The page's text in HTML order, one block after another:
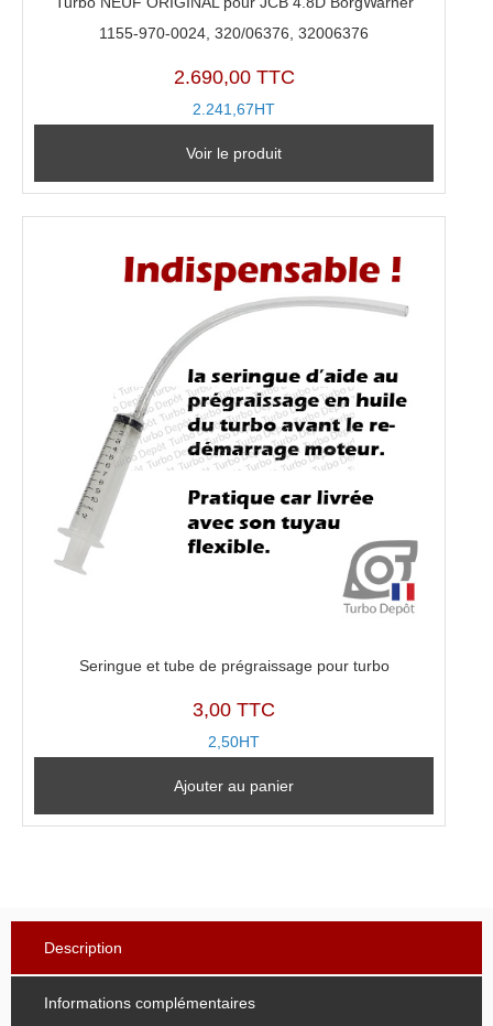
1155-970-0024, 320/06376, 32006376
2.690,00 TTC
2.241,67HT
Voir le produit
Seringue et tube de prégraissage pour turbo
3,00 TTC
2,50HT
Ajouter au panier
Description
Informations complémentaires